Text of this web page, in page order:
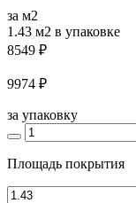
за м2
1.43 м2 в упаковке
8549 ₽
9974 ₽
за упаковку
Площадь покрытия